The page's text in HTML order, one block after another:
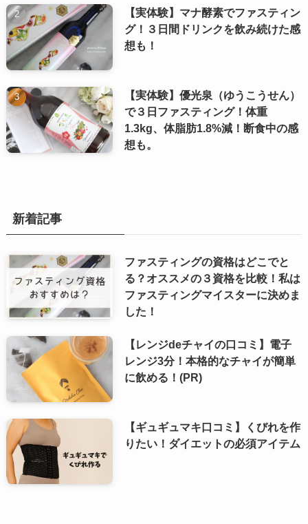
【実体験】マナ酵素でファスティン
グ！３日間ドリンクを飲み続けた感
想も！
【実体験】優光泉（ゆうこうせん）
で３日ファスティング！体重
1.3kg、体脂肪1.8%減！断食中の感
想も。
新着記事
ファスティングの資格はどこでと
る？オススメの３資格を比較！私は
ファスティングマイスターに決めま
した！
【レンジdeチャイの口コミ】電子
レンジ3分！本格的なチャイが簡単
に飲める！(PR)
【ギュギュマキ口コミ】くびれを作
りたい！ダイエットの必須アイテム